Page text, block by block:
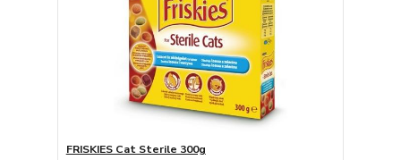
FRISKIES Cat Sterile 300g